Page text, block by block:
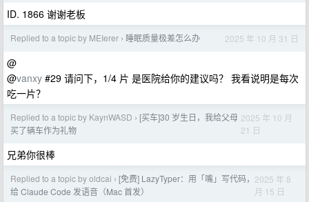
ID. 1866 谢谢老板
Replied to a topic by MEIerer › 睡眠质量极差怎么办 2025 年 10 月 31 日
@
@vanxy #29 请问下，1/4 片 是医院给你的建议吗？ 我看说明是每次
吃一片？
Replied to a topic by KaynWASD › [买车]30 岁生日，我给父母
买了辆车作为礼物
2025 年 10 月
21 日
兄弟你很棒
Replied to a topic by oldcai › [免费] LazyTyper：用「嘴」写代码，
给 Claude Code 发语音（Mac 首发）
2025 年 8
月 15 日